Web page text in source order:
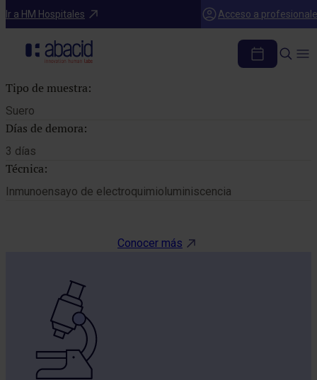
Ir a HM Hospitales Acceso a
Catálogo de pruebas
PROLACTINA
Tipo de muestra:
Suero
Días de demora:
3 días
Técnica:
Inmunoensayo de electroquimioluminiscencia
Conocer más